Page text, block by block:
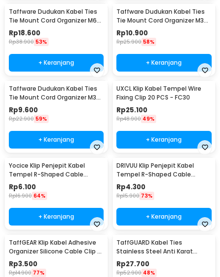
Taffware Dudukan Kabel Ties
Tie Mount Cord Organizer M6
100 PCS - HC-2
Rp18.600
Rp38.900 53%
+ Keranjang
Taffware Dudukan Kabel Ties
Tie Mount Cord Organizer M3
100 PCS - HC-1
Rp10.900
Rp25.900 58%
+ Keranjang
Taffware Dudukan Kabel Ties
Tie Mount Cord Organizer M3
100PCS - HC-1
Rp9.600
Rp22.900 59%
+ Keranjang
UXCL Klip Kabel Tempel Wire
Fixing Clip 20 PCS - FC30
Rp25.100
Rp48.900 49%
+ Keranjang
Yocice Klip Penjepit Kabel
Tempel R-Shaped Cable
Organizer 20 PCS - CC05
Rp6.100
Rp16.900 64%
+ Keranjang
DRIVUU Klip Penjepit Kabel
Tempel R-Shaped Cable
Organizer 5 Holes - DR-515
Rp4.300
Rp15.900 73%
+ Keranjang
TaffGEAR Klip Kabel Adhesive
Organizer Silicone Cable Clip 7
Slot - KR-8006
Rp3.500
Rp14.900 77%
TaffGUARD Kabel Ties
Stainless Steel Anti Karat
Multifungsi 100 PCS
4.6x250mm - IF10
Rp27.700
Rp52.900 48%